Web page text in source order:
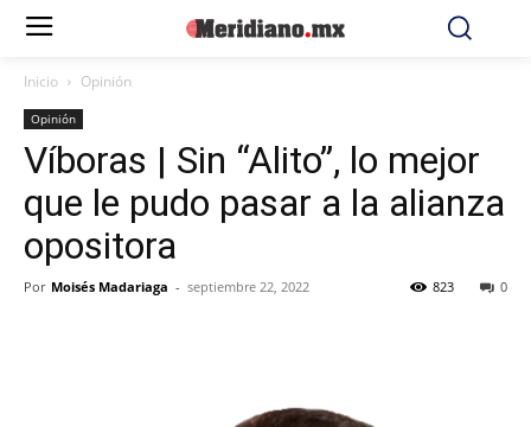
Inicio Opinión
Opinión
Víboras | Sin “Alito”, lo mejor
que le pudo pasar a la alianza
opositora
Por Moisés Madariaga - septiembre 22, 2022 0
823